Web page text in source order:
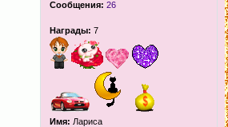
Сообщения: 26
Награды: 7
Имя: Лариса